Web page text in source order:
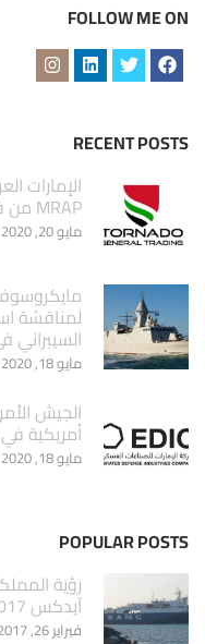
FOLLOW ME ON
RECENT POSTS
الإمارات
MRAP من فائض العتاد الدفاعي الأمريكي
مايو 20, 2020
لمناقشة
مايو 18, 2020
الجيش
أمريكية
مايو 18, 2020
POPULAR POSTS
آيدكس 2017 نموذجاَ
فبراير 26, 2017